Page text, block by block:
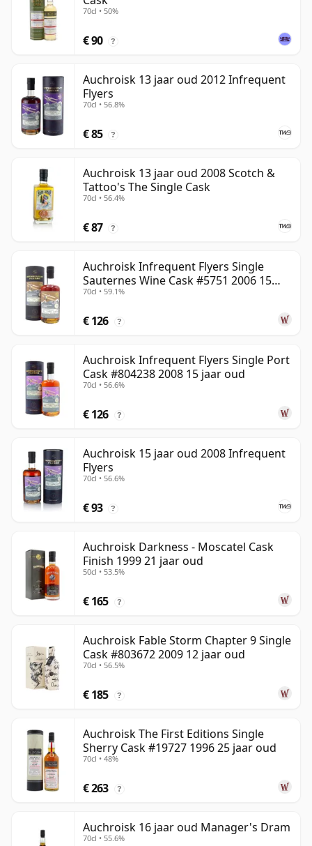
70cl • 50%
€ 90 ?
Auchroisk 13 jaar oud 2012 Infrequent
Flyers
70cl • 56.8%
€ 85 ?
Auchroisk 13 jaar oud 2008 Scotch &
Tattoo's The Single Cask
70cl • 56.4%
€ 87 ?
Auchroisk Infrequent Flyers Single
Sauternes Wine Cask #5751 2006 15
jaar oud
70cl • 59.1%
€ 126 ?
Auchroisk Infrequent Flyers Single Port
Cask #804238 2008 15 jaar oud
70cl • 56.6%
€ 126 ?
Auchroisk 15 jaar oud 2008 Infrequent
Flyers
70cl • 56.6%
€ 93 ?
Auchroisk Darkness - Moscatel Cask
Finish 1999 21 jaar oud
50cl • 53.5%
€ 165 ?
Auchroisk Fable Storm Chapter 9 Single
Cask #803672 2009 12 jaar oud
70cl • 56.5%
€ 185 ?
Auchroisk The First Editions Single
Sherry Cask #19727 1996 25 jaar oud
70cl • 48%
€ 263 ?
Auchroisk 16 jaar oud Manager's Dram
70cl • 55.6%